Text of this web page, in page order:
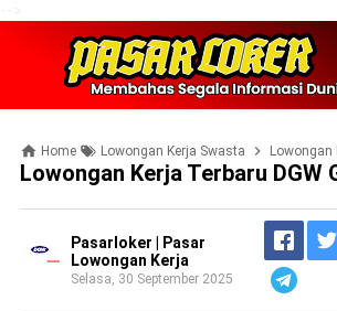
Home Lowongan Kerja Swasta Lowongan
Lowongan Kerja Terbaru DGW
Pasarloker | Pasar
Lowongan Kerja
Selasa, 30 September 2025